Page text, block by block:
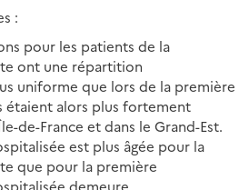
:
pour les patients de la
ont une répartition
uniforme que lors de la première
étaient alors plus fortement
de-France et dans le Grand-Est.
est plus âgée pour la
que pour la première